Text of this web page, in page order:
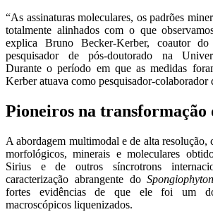
“As assinaturas moleculares, os padrões
totalmente alinhados com o que
explica Bruno Becker-Kerber, coautor
pesquisador de pós-doutorado na
Durante o período em que as medidas
Kerber atuava como pesquisador-
Pioneiros na transformação
A abordagem multimodal e de alta resolução,
morfológicos, minerais e moleculares
Sirius e de outros síncrotrons
caracterização abrangente do
fortes evidências de que ele foi um
macroscópicos liquenizados.